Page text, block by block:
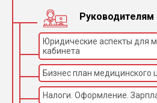
Руководителям
Юридические аспекты для
кабинета
Бизнес план медицинского
Налоги. Оформление.